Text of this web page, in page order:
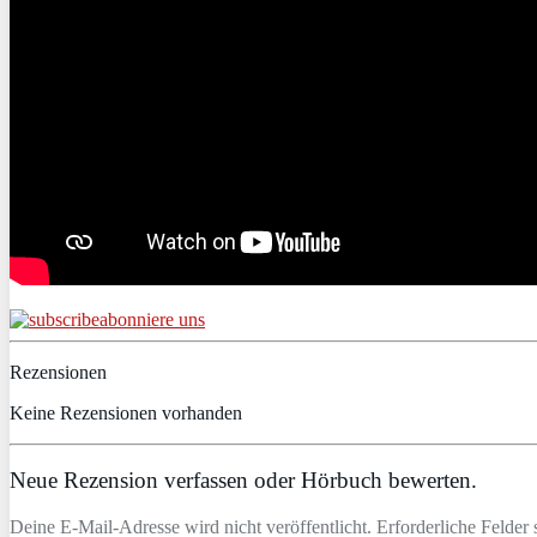
abonniere uns
Rezensionen
Keine Rezensionen vorhanden
Neue Rezension verfassen oder Hörbuch bewerten.
Deine E-Mail-Adresse wird nicht veröffentlicht. Erforderliche Felder